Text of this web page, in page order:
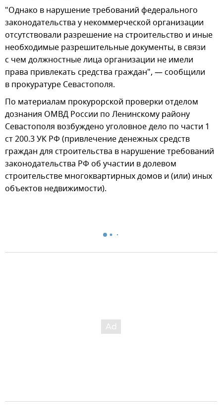
"Однако в нарушение требований федерального
законодательства у некоммерческой организации
отсутствовали разрешение на строительство и иные
необходимые разрешительные документы, в связи
с чем должностные лица организации не имели
права привлекать средства граждан", — сообщили
в прокуратуре Севастополя.
По материалам прокурорской проверки отделом
дознания ОМВД России по Ленинскому району
Севастополя возбуждено уголовное дело по части 1
ст 200.3 УК РФ (привлечение денежных средств
граждан для строительства в нарушение требований
законодательства РФ об участии в долевом
строительстве многоквартирных домов и (или) иных
объектов недвижимости).